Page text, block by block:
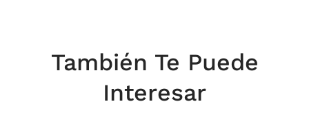
También Te Puede
Interesar